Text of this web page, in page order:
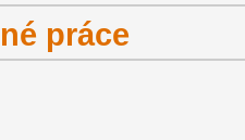
práce